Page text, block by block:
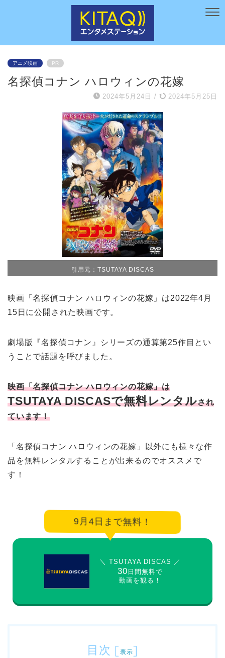
アニメ映画 PR
名探偵コナン ハロウィンの花嫁
2024年5月24日 / 2024年5月25日
引用元：TSUTAYA DISCAS
映画「名探偵コナン ハロウィンの花嫁」は2022年4月
15日に公開された映画です。
劇場版『名探偵コナン』シリーズの通算第25作目とい
うことで話題を呼びました。
映画「名探偵コナン ハロウィンの花嫁」は
TSUTAYA DISCASで無料レンタルされ
ています！
「名探偵コナン ハロウィンの花嫁」以外にも様々な作
品を無料レンタルすることが出来るのでオススメで
す！
9月4日まで無料！
＼ TSUTAYA DISCAS ／
30 日間無料で
動画を観る！
目次 [ 表示]